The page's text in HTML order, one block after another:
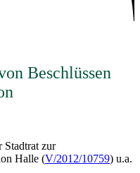
Beschlüssen
Stadtrat zur
Halle (V/2012/10759) u.a.